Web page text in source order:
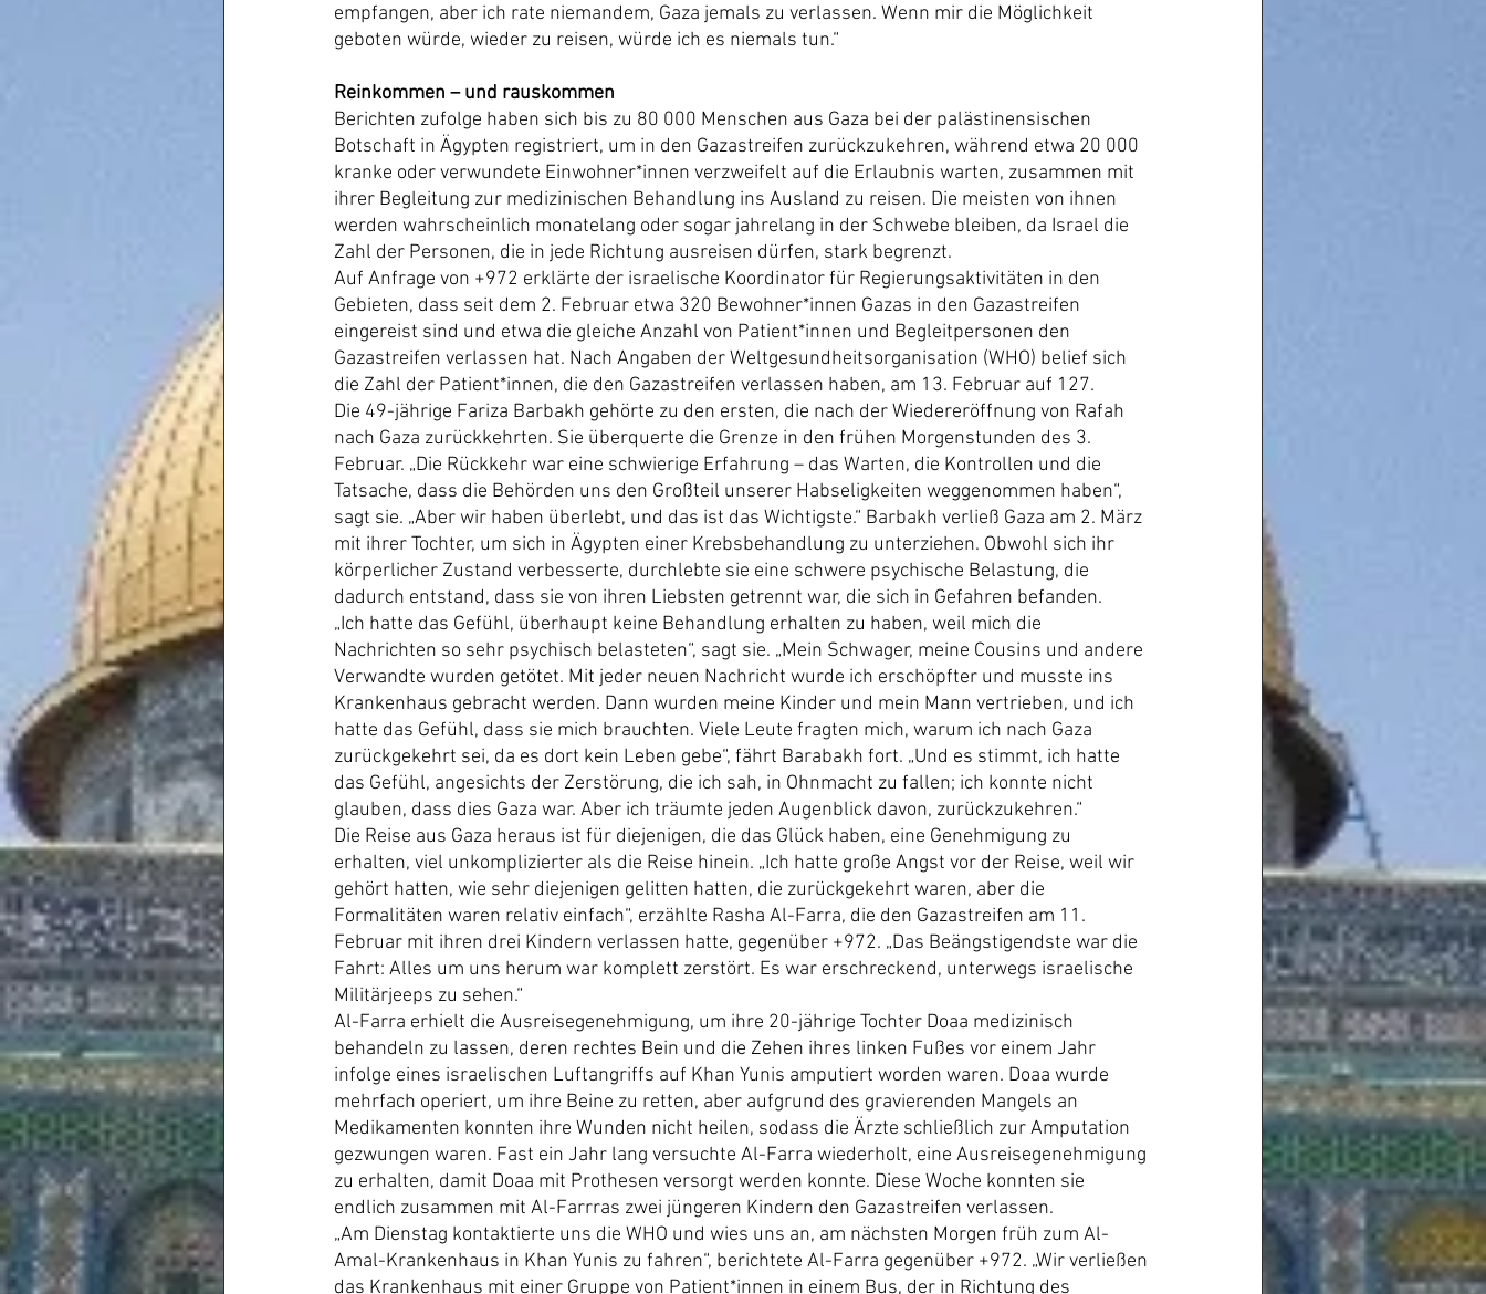
empfangen, aber ich rate niemandem, Gaza jemals zu verlassen. Wenn mir die Möglichkeit
geboten würde, wieder zu reisen, würde ich es niemals tun.“
Reinkommen – und rauskommen
Berichten zufolge haben sich bis zu 80 000 Menschen aus Gaza bei der palästinensischen
Botschaft in Ägypten registriert, um in den Gazastreifen zurückzukehren, während etwa 20 000
kranke oder verwundete Einwohner*innen verzweifelt auf die Erlaubnis warten, zusammen mit
ihrer Begleitung zur medizinischen Behandlung ins Ausland zu reisen. Die meisten von ihnen
werden wahrscheinlich monatelang oder sogar jahrelang in der Schwebe bleiben, da Israel die
Zahl der Personen, die in jede Richtung ausreisen dürfen, stark begrenzt.
Auf Anfrage von +972 erklärte der israelische Koordinator für Regierungsaktivitäten in den
Gebieten, dass seit dem 2. Februar etwa 320 Bewohner*innen Gazas in den Gazastreifen
eingereist sind und etwa die gleiche Anzahl von Patient*innen und Begleitpersonen den
Gazastreifen verlassen hat. Nach Angaben der Weltgesundheitsorganisation (WHO) belief sich
die Zahl der Patient*innen, die den Gazastreifen verlassen haben, am 13. Februar auf 127.
Die 49-jährige Fariza Barbakh gehörte zu den ersten, die nach der Wiedereröffnung von Rafah
nach Gaza zurückkehrten. Sie überquerte die Grenze in den frühen Morgenstunden des 3.
Februar. „Die Rückkehr war eine schwierige Erfahrung – das Warten, die Kontrollen und die
Tatsache, dass die Behörden uns den Großteil unserer Habseligkeiten weggenommen haben“,
sagt sie. „Aber wir haben überlebt, und das ist das Wichtigste.“ Barbakh verließ Gaza am 2. März
mit ihrer Tochter, um sich in Ägypten einer Krebsbehandlung zu unterziehen. Obwohl sich ihr
körperlicher Zustand verbesserte, durchlebte sie eine schwere psychische Belastung, die
dadurch entstand, dass sie von ihren Liebsten getrennt war, die sich in Gefahren befanden.
„Ich hatte das Gefühl, überhaupt keine Behandlung erhalten zu haben, weil mich die
Nachrichten so sehr psychisch belasteten“, sagt sie. „Mein Schwager, meine Cousins und andere
Verwandte wurden getötet. Mit jeder neuen Nachricht wurde ich erschöpfter und musste ins
Krankenhaus gebracht werden. Dann wurden meine Kinder und mein Mann vertrieben, und ich
hatte das Gefühl, dass sie mich brauchten. Viele Leute fragten mich, warum ich nach Gaza
zurückgekehrt sei, da es dort kein Leben gebe“, fährt Barabakh fort. „Und es stimmt, ich hatte
das Gefühl, angesichts der Zerstörung, die ich sah, in Ohnmacht zu fallen; ich konnte nicht
glauben, dass dies Gaza war. Aber ich träumte jeden Augenblick davon, zurückzukehren.“
Die Reise aus Gaza heraus ist für diejenigen, die das Glück haben, eine Genehmigung zu
erhalten, viel unkomplizierter als die Reise hinein. „Ich hatte große Angst vor der Reise, weil wir
gehört hatten, wie sehr diejenigen gelitten hatten, die zurückgekehrt waren, aber die
Formalitäten waren relativ einfach“, erzählte Rasha Al-Farra, die den Gazastreifen am 11.
Februar mit ihren drei Kindern verlassen hatte, gegenüber +972. „Das Beängstigendste war die
Fahrt: Alles um uns herum war komplett zerstört. Es war erschreckend, unterwegs israelische
Militärjeeps zu sehen.“
Al-Farra erhielt die Ausreisegenehmigung, um ihre 20-jährige Tochter Doaa medizinisch
behandeln zu lassen, deren rechtes Bein und die Zehen ihres linken Fußes vor einem Jahr
infolge eines israelischen Luftangriffs auf Khan Yunis amputiert worden waren. Doaa wurde
mehrfach operiert, um ihre Beine zu retten, aber aufgrund des gravierenden Mangels an
Medikamenten konnten ihre Wunden nicht heilen, sodass die Ärzte schließlich zur Amputation
gezwungen waren. Fast ein Jahr lang versuchte Al-Farra wiederholt, eine Ausreisegenehmigung
zu erhalten, damit Doaa mit Prothesen versorgt werden konnte. Diese Woche konnten sie
endlich zusammen mit Al-Farrras zwei jüngeren Kindern den Gazastreifen verlassen.
„Am Dienstag kontaktierte uns die WHO und wies uns an, am nächsten Morgen früh zum Al-
Amal-Krankenhaus in Khan Yunis zu fahren“, berichtete Al-Farra gegenüber +972. „Wir verließen
das Krankenhaus mit einer Gruppe von Patient*innen in einem Bus, der in Richtung des